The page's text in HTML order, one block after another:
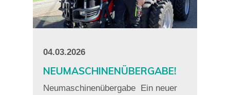
04.03.2026
NEUMASCHINENÜBERGABE!
Neumaschinenübergabe Ein neuer